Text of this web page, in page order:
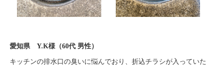
愛知県 Y.K様（60代 男性）
キッチンの排水口の臭いに悩んでおり、折込チラシが入っていた